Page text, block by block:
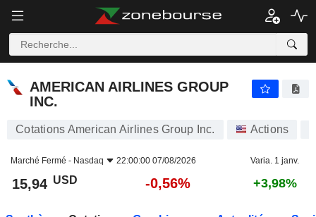
AMERICAN AIRLINES GROUP INC. 15,94
AMERICAN AIRLINES GROUP
INC.
Cotations American Airlines Group Inc. Actions
Marché Fermé - Nasdaq 22:00:00 07/08/2026 Varia. 1 janv.
15,94 USD -0,56% +3,98%